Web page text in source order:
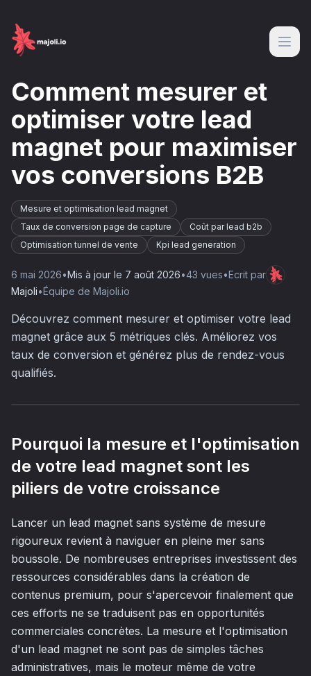
Comment mesurer et
optimiser votre lead
magnet pour maximiser
vos conversions B2B
Mesure et optimisation lead magnet
Taux de conversion page de capture
Coût par lead b2b
Optimisation tunnel de vente
Kpi lead generation
6 mai 2026•Mis à jour le 7 août 2026•43 vues•Ecrit par
Majoli•Équipe de Majoli.io
Découvrez comment mesurer et optimiser votre lead
magnet grâce aux 5 métriques clés. Améliorez vos
taux de conversion et générez plus de rendez-vous
qualifiés.
Pourquoi la mesure et l'optimisation
de votre lead magnet sont les
piliers de votre croissance
Lancer un lead magnet sans système de mesure
rigoureux revient à naviguer en pleine mer sans
boussole. De nombreuses entreprises investissent des
ressources considérables dans la création de
contenus premium, pour s'apercevoir finalement que
ces efforts ne se traduisent pas en opportunités
commerciales concrètes. La mesure et l'optimisation
d'un lead magnet ne sont pas de simples tâches
administratives, mais le moteur même de votre